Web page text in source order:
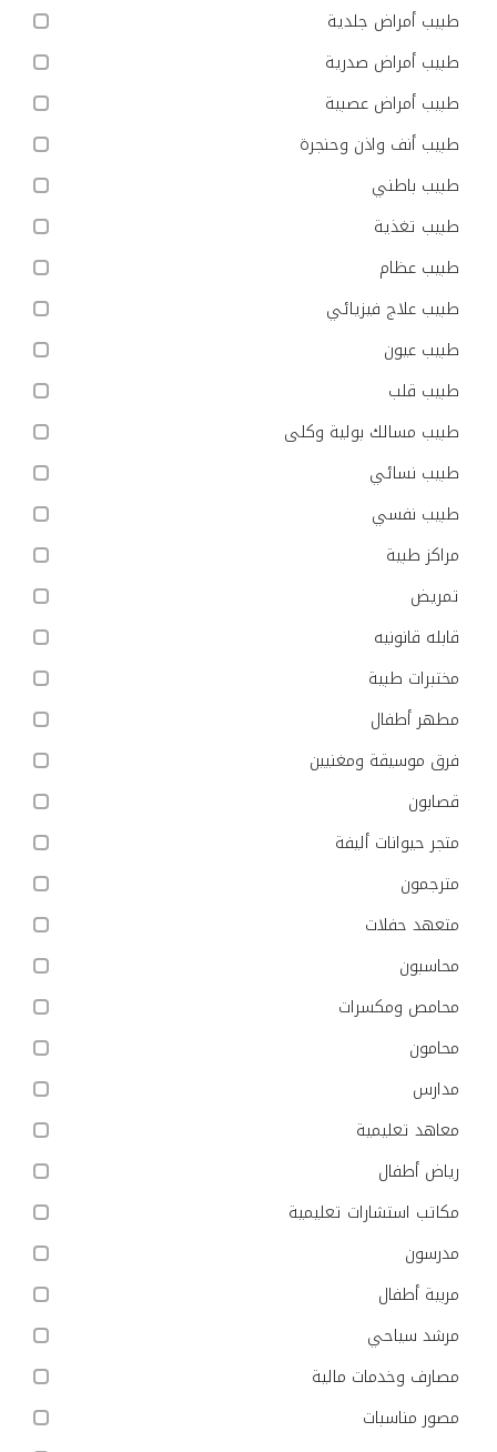
طبيب أمراض جلدية
طبيب أمراض صدرية
طبيب أمراض عصبية
طبيب أنف واذن وحنجرة
طبيب باطني
طبيب تغذية
طبيب عظام
طبيب علاج فيزيائي
طبيب عيون
طبيب قلب
طبيب مسالك بولية وكلى
طبيب نسائي
طبيب نفسي
مراكز طبية
تمريض
قابله قانونيه
مختبرات طبية
مطهر أطفال
فرق موسيقة ومغنيين
قصابون
متجر حيوانات أليفة
مترجمون
متعهد حفلات
محاسبون
محامص ومكسرات
محامون
مدارس
معاهد تعليمية
رياض أطفال
مكاتب استشارات تعليمية
مدرسون
مربية أطفال
مرشد سياحي
مصارف وخدمات مالية
مصور مناسبات